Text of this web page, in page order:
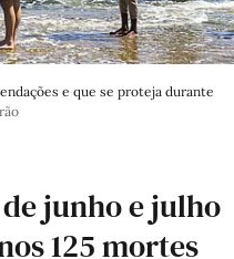
e que se proteja durante
junho e julho
125 mortes